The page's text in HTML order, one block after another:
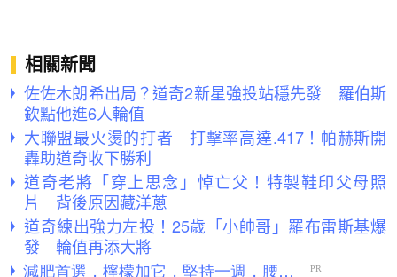
相關新聞
佐佐木朗希出局？道奇2新星強投站穩先發 羅伯斯
欽點他進6人輪值
大聯盟最火燙的打者 打擊率高達.417！帕赫斯開
轟助道奇收下勝利
道奇老將「穿上思念」悼亡父！特製鞋印父母照
片 背後原因藏洋蔥
道奇練出強力左投！25歲「小帥哥」羅布雷斯基爆
發 輪值再添大將